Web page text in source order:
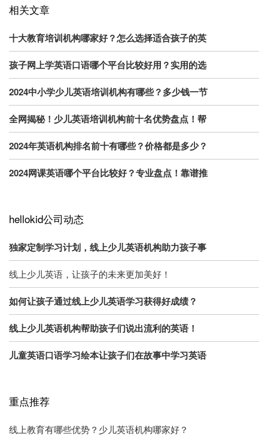
相关文章
十大教育培训机构哪家好？怎么选择适合孩子的英
孩子网上学英语口语哪个平台比较好用？实用的选
2024中小学少儿英语培训机构有哪些？多少钱一节
全网揭秘！少儿英语培训机构前十名优势盘点！帮
2024年英语机构排名前十有哪些？价格都是多少？
2024网课英语哪个平台比较好？专业盘点！靠谱推
hellokid公司动态
独家定制学习计划，线上少儿英语机构助力孩子事
线上少儿英语，让孩子的未来更加美好！
如何让孩子通过线上少儿英语学习获得好成绩？
线上少儿英语机构帮助孩子们说出流利的英语！
儿童英语口语学习绘本让孩子们在故事中学习英语
重点推荐
线上教育有哪些优势？少儿英语机构哪家好？